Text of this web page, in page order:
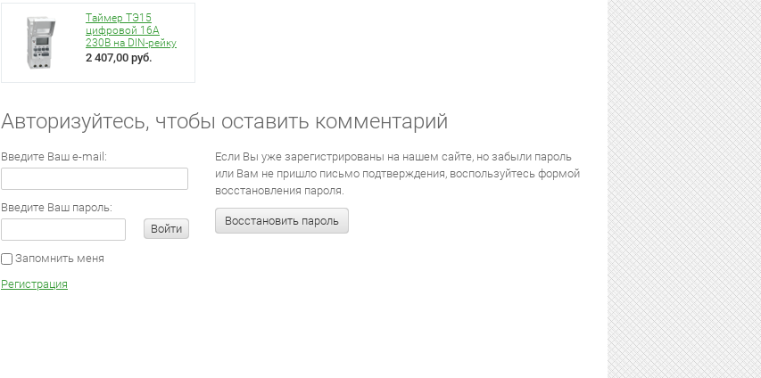
Таймер ТЭ15
цифровой 16А
230В на DIN-рейку
2 407,00 руб.
Авторизуйтесь, чтобы оставить комментарий
Введите Ваш e-mail:
Введите Ваш пароль:
Войти
Запомнить меня
Регистрация
Если Вы уже зарегистрированы на нашем сайте, но забыли пароль
или Вам не пришло письмо подтверждения, воспользуйтесь формой
восстановления пароля.
Восстановить пароль